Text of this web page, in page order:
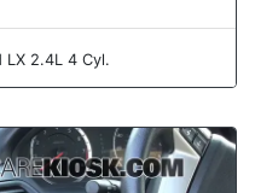
LX 2.4L 4 Cyl.